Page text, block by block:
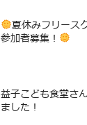
夏休みフリース
参加者募集！
益子こども食堂さ
ました！